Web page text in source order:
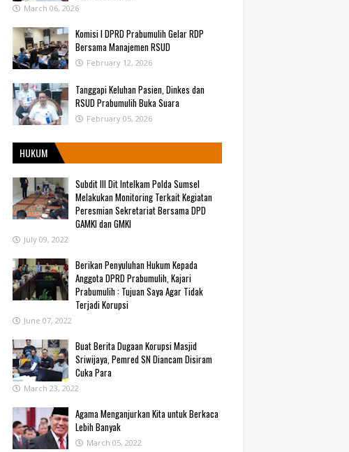
March 06, 2026
Komisi I DPRD Prabumulih Gelar RDP
Bersama Manajemen RSUD
February 12, 2026
Tanggapi Keluhan Pasien, Dinkes dan
RSUD Prabumulih Buka Suara
February 05, 2026
HUKUM
Subdit III Dit Intelkam Polda Sumsel
Melakukan Monitoring Terkait Kegiatan
Peresmian Sekretariat Bersama DPD
GAMKI dan GMKI
July 09, 2022
Berikan Penyuluhan Hukum Kepada
Anggota DPRD Prabumulih, Kajari
Prabumulih : Tujuan Saya Agar Tidak
Terjadi Korupsi
June 07, 2022
Buat Berita Dugaan Korupsi Masjid
Sriwijaya, Pemred SN Diancam Disiram
Cuka Para
March 23, 2022
Agama Menganjurkan Kita untuk Berkaca
Lebih Banyak
March 05, 2022